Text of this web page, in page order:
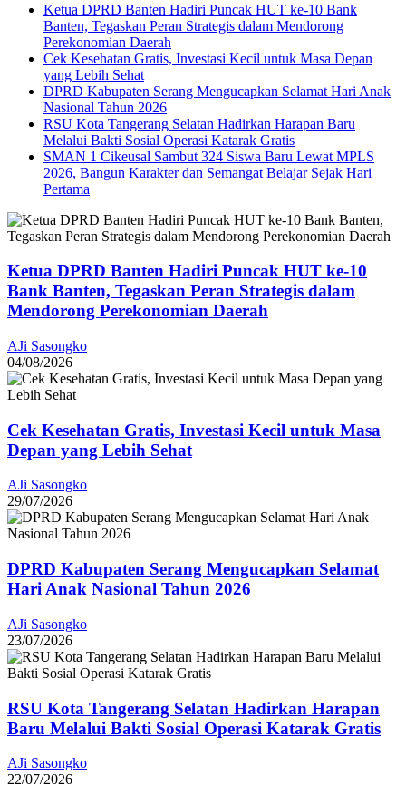
Ketua DPRD Banten Hadiri Puncak HUT ke-10 Bank
Banten, Tegaskan Peran Strategis dalam Mendorong
Perekonomian Daerah
Cek Kesehatan Gratis, Investasi Kecil untuk Masa Depan
yang Lebih Sehat
DPRD Kabupaten Serang Mengucapkan Selamat Hari Anak
Nasional Tahun 2026
RSU Kota Tangerang Selatan Hadirkan Harapan Baru
Melalui Bakti Sosial Operasi Katarak Gratis
SMAN 1 Cikeusal Sambut 324 Siswa Baru Lewat MPLS
2026, Bangun Karakter dan Semangat Belajar Sejak Hari
Pertama
Ketua DPRD Banten Hadiri Puncak HUT ke-10
Bank Banten, Tegaskan Peran Strategis dalam
Mendorong Perekonomian Daerah
AJi Sasongko
04/08/2026
Cek Kesehatan Gratis, Investasi Kecil untuk Masa
Depan yang Lebih Sehat
AJi Sasongko
29/07/2026
DPRD Kabupaten Serang Mengucapkan Selamat
Hari Anak Nasional Tahun 2026
AJi Sasongko
23/07/2026
RSU Kota Tangerang Selatan Hadirkan Harapan
Baru Melalui Bakti Sosial Operasi Katarak Gratis
AJi Sasongko
22/07/2026